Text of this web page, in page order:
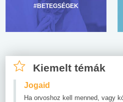
#BETEGSÉGEK
Kiemelt témák
Jogaid
Ha orvoshoz kell menned, vagy